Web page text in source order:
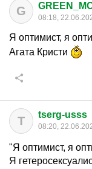
G 08:18,
Я оптимист, я
Агата Кристи
T tserg-usss
08:20,
"Я оптимист, я
Я